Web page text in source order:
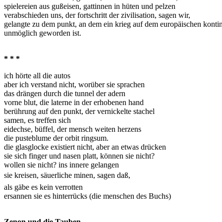
spielereien aus gußeisen, gattinnen in hüten und pelzen
verabschieden uns, der fortschritt der zivilisation, sagen wir,
gelangte zu dem punkt, an dem ein krieg auf dem europäischen
unmöglich geworden ist.
* * *
ich hörte all die autos
aber ich verstand nicht, worüber sie sprachen
das drängen durch die tunnel der adern
vorne blut, die laterne in der erhobenen hand
berührung auf den punkt, der vernickelte stachel
samen, es treffen sich
eidechse, büffel, der mensch weiten herzens
die pusteblume der orbit ringsum.
die glasglocke existiert nicht, aber an etwas drücken
sie sich finger und nasen platt, können sie nicht?
wollen sie nicht? ins innere gelangen
sie kreisen, säuerliche minen, sagen daß,
als gäbe es kein verrotten
ersannen sie es hinterrücks (die menschen des Buchs)